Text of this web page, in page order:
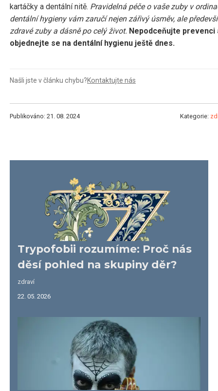
kartáčky a dentální nitě. Pravidelná péče o vaše zuby v
dentální hygieny vám zaručí nejen zářivý úsměv, ale
zdravé zuby a dásně po celý život. Nepodceňujte prevenci
objednejte se na dentální hygienu ještě dnes.
Našli jste v článku chybu?Kontaktujte nás
Publikováno: 21. 08. 2024 Kategorie:
Trypofobii rozumíme: Proč nás
děsí pohled na skupiny děr?
zdraví
22. 05. 2026